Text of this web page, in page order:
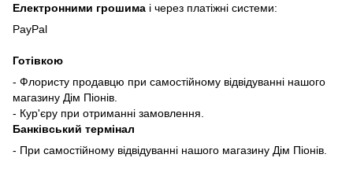
Електронними грошима і через платіжні системи:
PayPal
Готівкою
- Флористу продавцю при самостійному відвідуванні нашого
магазину Дім Піонів.
- Кур'єру при отриманні замовлення.
Банківський термінал
- При самостійному відвідуванні нашого магазину Дім Піонів.